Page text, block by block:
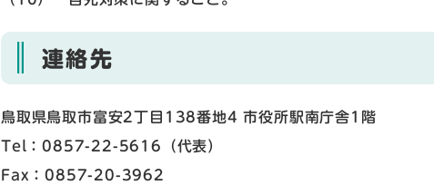
連絡先
鳥取県鳥取市富安2丁目138番地4 市役所駅南庁舎1階
Tel：0857-22-5616
（代表）
Fax：0857-20-3962